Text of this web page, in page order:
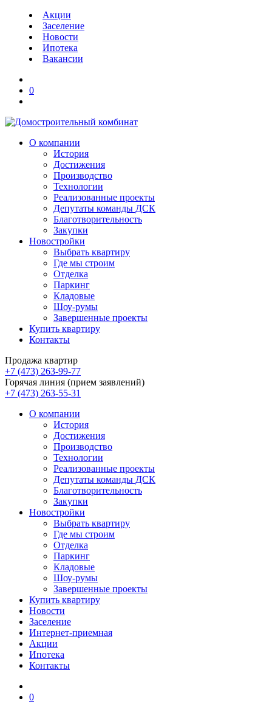
Акции
Заселение
Новости
Ипотека
Вакансии
0
О компании
История
Достижения
Производство
Технологии
Реализованные проекты
Депутаты команды ДСК
Благотворительность
Закупки
Новостройки
Выбрать квартиру
Где мы строим
Отделка
Паркинг
Кладовые
Шоу-румы
Завершенные проекты
Купить квартиру
Контакты
Продажа квартир
+7 (473) 263-99-77
Горячая линия (прием заявлений)
+7 (473) 263-55-31
О компании
История
Достижения
Производство
Технологии
Реализованные проекты
Депутаты команды ДСК
Благотворительность
Закупки
Новостройки
Выбрать квартиру
Где мы строим
Отделка
Паркинг
Кладовые
Шоу-румы
Завершенные проекты
Купить квартиру
Новости
Заселение
Интернет-приемная
Акции
Ипотека
Контакты
0